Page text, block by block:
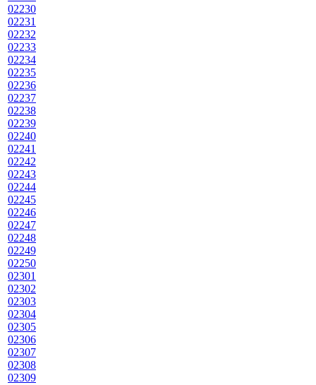
02230
02231
02232
02233
02234
02235
02236
02237
02238
02239
02240
02241
02242
02243
02244
02245
02246
02247
02248
02249
02250
02301
02302
02303
02304
02305
02306
02307
02308
02309